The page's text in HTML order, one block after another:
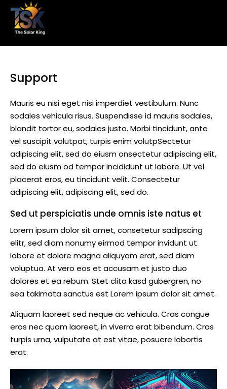
Support
Mauris eu nisi eget nisi imperdiet vestibulum. Nunc
sodales vehicula risus. Suspendisse id mauris sodales,
blandit tortor eu, sodales justo. Morbi tincidunt, ante
vel suscipit volutpat, turpis enim volutpSectetur
adipiscing elit, sed do eiusm onsectetur adipiscing elit,
sed do eiusm od tempor incididunt ut labore. Ut vel
placerat eros, eu tincidunt velit. Consectetur
adipiscing elit, adipiscing elit, sed do.
Sed ut perspiciatis unde omnis iste natus et
Lorem ipsum dolor sit amet, consetetur sadipscing
elitr, sed diam nonumy eirmod tempor invidunt ut
labore et dolore magna aliquyam erat, sed diam
voluptua. At vero eos et accusam et justo duo
dolores et ea rebum. Stet clita kasd gubergren, no
sea takimata sanctus est Lorem ipsum dolor sit amet.
Aliquam laoreet sed neque ac vehicula. Cras congue
eros nec quam laoreet, in viverra erat bibendum. Cras
turpis urna, vulputate at est vitae, posuere lobortis
erat.